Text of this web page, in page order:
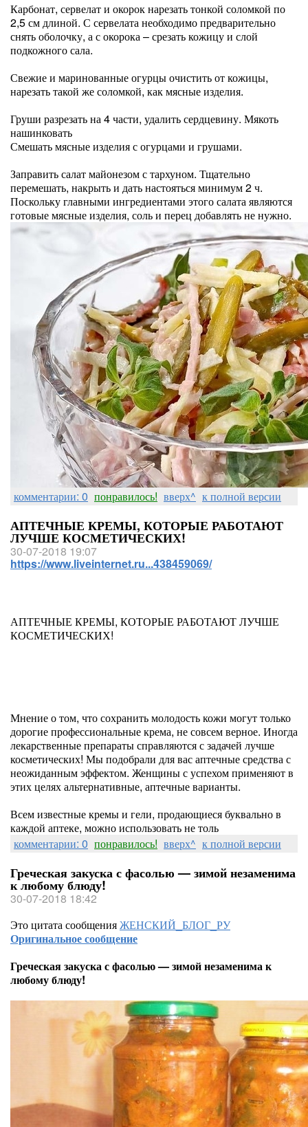
Карбонат, сервелат и окорок нарезать тонкой соломкой по
2,5 см длиной. С сервелата необходимо предварительно
снять оболочку, а с окорока – срезать кожицу и слой
подкожного сала.
Свежие и маринованные огурцы очистить от кожицы,
нарезать такой же соломкой, как мясные изделия.
Груши разрезать на 4 части, удалить сердцевину. Мякоть
нашинковать
Смешать мясные изделия с огурцами и грушами.
Заправить салат майонезом с тархуном. Тщательно
перемешать, накрыть и дать настояться минимум 2 ч.
Поскольку главными ингредиентами этого салата являются
готовые мясные изделия, соль и перец добавлять не нужно.
комментарии: 0 понравилось! вверх^ к полной версии
АПТЕЧНЫЕ КРЕМЫ, КОТОРЫЕ РАБОТАЮТ
ЛУЧШЕ КОСМЕТИЧЕСКИХ!
30-07-2018 19:07
https://www.liveinternet.ru...438459069/
АПТЕЧНЫЕ КРЕМЫ, КОТОРЫЕ РАБОТАЮТ ЛУЧШЕ
КОСМЕТИЧЕСКИХ!
Мнение о том, что сохранить молодость кожи могут только
дорогие профессиональные крема, не совсем верное. Иногда
лекарственные препараты справляются с задачей лучше
косметических! Мы подобрали для вас аптечные средства с
неожиданным эффектом. Женщины с успехом применяют в
этих целях альтернативные, аптечные варианты.
Всем известные кремы и гели, продающиеся буквально в
каждой аптеке, можно использовать не толь
комментарии: 0 понравилось! вверх^ к полной версии
Греческая закуска с фасолью — зимой незаменима
к любому блюду!
30-07-2018 18:42
Это цитата сообщенияЖЕНСКИЙ_БЛОГ_РУ
Оригинальное сообщение
Греческая закуска с фасолью — зимой незаменима к
любому блюду!